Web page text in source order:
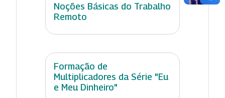
Noções Básicas do Trabalho
Remoto
Formação de
Multiplicadores da Série "Eu
e Meu Dinheiro"